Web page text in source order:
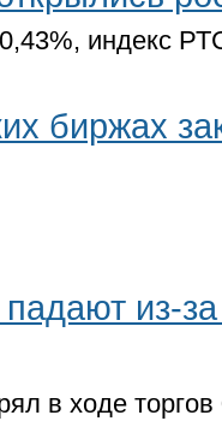
индекс
биржах
из-
в ходе